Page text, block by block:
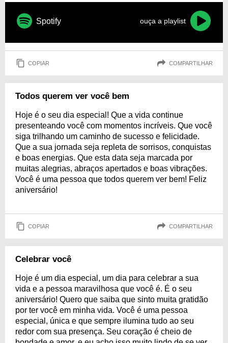
Spotify ouça a playlist
COPIAR COMPARTILHAR
Todos querem ver você bem
Hoje é o seu dia especial! Que a vida continue
presenteando você com momentos incríveis. Que você
siga trilhando um caminho de sucesso e felicidade.
Que a sua jornada seja repleta de sorrisos, conquistas
e boas energias. Que esta data seja marcada por
muitas alegrias, abraços apertados e boas vibrações.
Você é uma pessoa que todos querem ver bem! Feliz
aniversário!
COPIAR COMPARTILHAR
Celebrar você
Hoje é um dia especial, um dia para celebrar a sua
vida e a pessoa maravilhosa que você é. É o seu
aniversário! Quero que saiba que sinto muita gratidão
por ter você em minha vida. Você é uma pessoa
especial, única e que sempre ilumina tudo ao seu
redor com sua presença. Seu coração é cheio de